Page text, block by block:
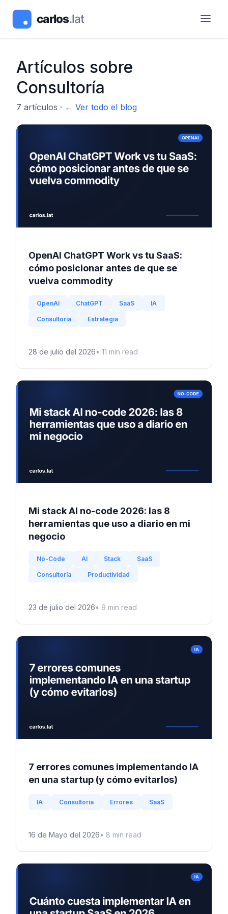
Artículos sobre
Consultoría
7 artículos · ← Ver todo el blog
OpenAI ChatGPT Work vs tu SaaS:
cómo posicionar antes de que se
vuelva commodity
OpenAI ChatGPT SaaS IA
Consultoría Estrategia
28 de julio del 2026• 11 min read
Mi stack AI no-code 2026: las 8
herramientas que uso a diario en mi
negocio
No-Code AI Stack SaaS
Consultoría Productividad
23 de julio del 2026• 9 min read
7 errores comunes implementando IA
en una startup (y cómo evitarlos)
IA Consultoría Errores SaaS
16 de Mayo del 2026• 8 min read